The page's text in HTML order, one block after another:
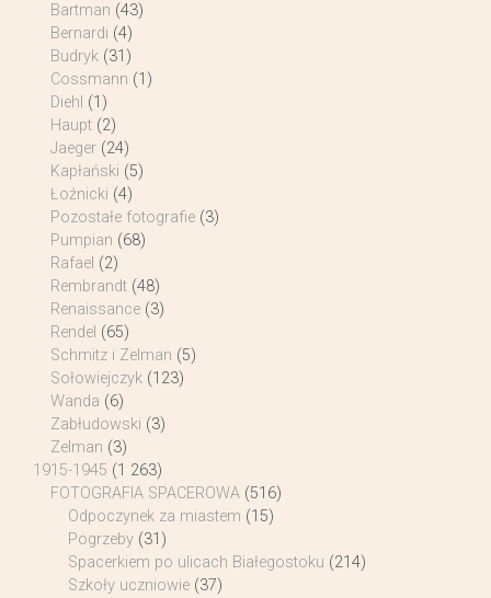
Bartman (43)
Bernardi (4)
Budryk (31)
Cossmann (1)
Diehl (1)
Haupt (2)
Jaeger (24)
Kapłański (5)
Łoźnicki (4)
Pozostałe fotografie (3)
Pumpian (68)
Rafael (2)
Rembrandt (48)
Renaissance (3)
Rendel (65)
Schmitz i Zelman (5)
Sołowiejczyk (123)
Wanda (6)
Zabłudowski (3)
Zelman (3)
1915-1945 (1 263)
FOTOGRAFIA SPACEROWA (516)
Odpoczynek za miastem (15)
Pogrzeby (31)
Spacerkiem po ulicach Białegostoku (214)
Szkoły uczniowie (37)